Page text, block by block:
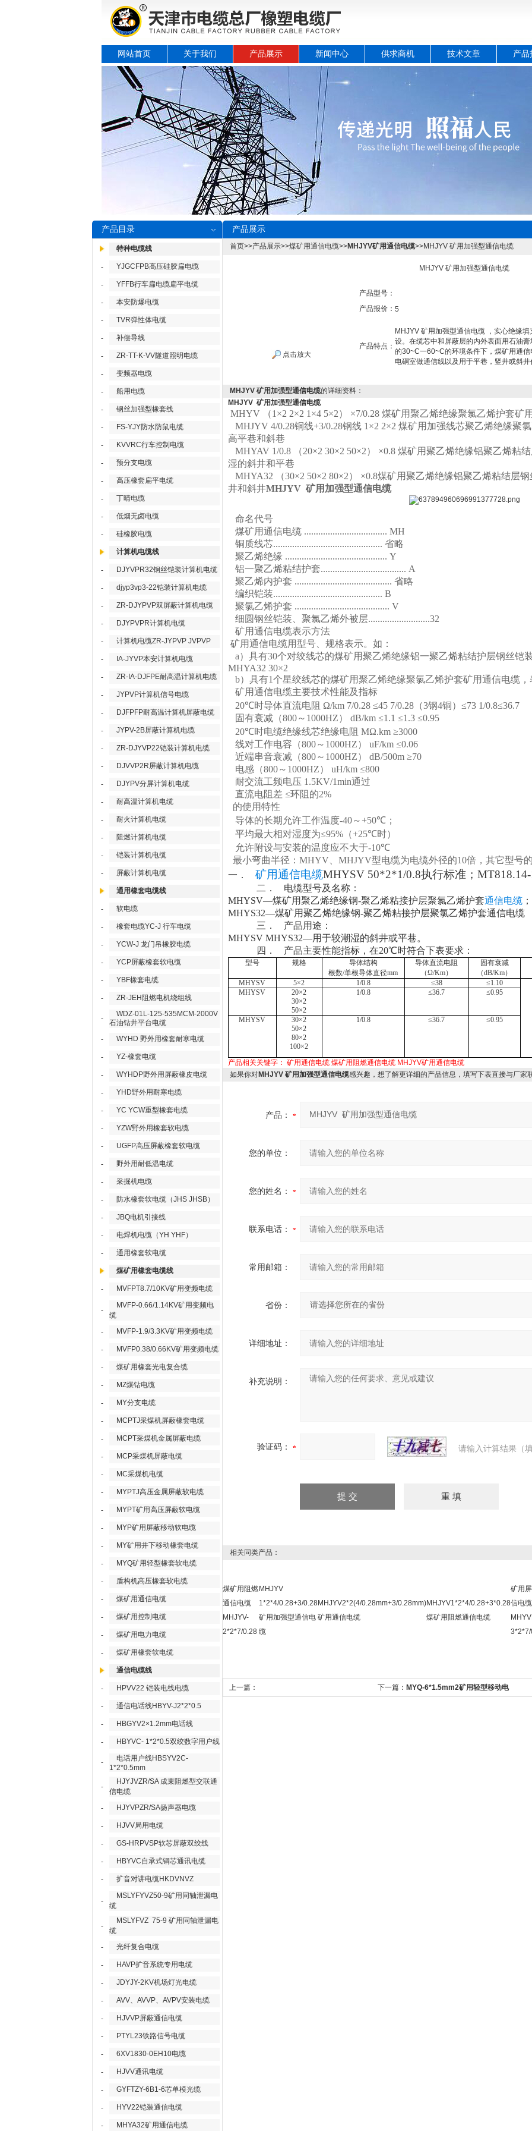
网站首页 关于我们 产品展示 新闻中心 供求商机 技术文章 产品
产品目录
特种电缆线
- YJGCFPB高压硅胶扁电缆
- YFFB行车扁电缆扁平电缆
- 本安防爆电缆
- TVR弹性体电缆
- 补偿导线
- ZR-TT-K-VV隧道照明电缆
- 变频器电缆
- 船用电缆
- 钢丝加强型橡套线
- FS-YJY防水防鼠电缆
- KVVRC行车控制电缆
- 预分支电缆
- 高压橡套扁平电缆
- 丁晴电缆
- 低烟无卤电缆
- 硅橡胶电缆
计算机电缆线
- DJYVPR32钢丝铠装计算机电缆
- djyp3vp3-22铠装计算机电缆
- ZR-DJYPVP双屏蔽计算机电缆
- DJYPVPR计算机电缆
- 计算机电缆ZR-JYPVP JVPVP
- IA-JYVP本安计算机电缆
- ZR-IA-DJFPE耐高温计算机电缆
- JYPVP计算机信号电缆
- DJFPFP耐高温计算机屏蔽电缆
- JYPV-2B屏蔽计算机电缆
- ZR-DJYVP22铠装计算机电缆
- DJVVP2R屏蔽计算机电缆
- DJYPV分屏计算机电缆
- 耐高温计算机电缆
- 耐火计算机电缆
- 阻燃计算机电缆
- 铠装计算机电缆
- 屏蔽计算机电缆
通用橡套电缆线
- 软电缆
- 橡套电缆YC-J 行车电缆
- YCW-J 龙门吊橡胶电缆
- YCP屏蔽橡套软电缆
- YBF橡套电缆
- ZR-JEH阻燃电机绕组线
-
WDZ-01L-125-535MCM-2000V
石油钻井平台电缆
-
WYHD 野外用橡套耐寒电缆
- YZ-橡套电缆
- WYHDP野外用屏蔽橡皮电缆
- YHD野外用耐寒电缆
- YC YCW重型橡套电缆
- YZW野外用橡套软电缆
- UGFP高压屏蔽橡套软电缆
- 野外用耐低温电缆
- 采掘机电缆
- 防水橡套软电缆（JHS JHSB）
- JBQ电机引接线
- 电焊机电缆（YH YHF）
- 通用橡套软电缆
煤矿用橡套电缆线
- MVFPT8.7/10KV矿用变频电缆
-
MVFP-0.66/1.14KV矿用变频电
缆
-
MVFP-1.9/3.3KV矿用变频电缆
- MVFP0.38/0.66KV矿用变频电缆
- 煤矿用橡套光电复合缆
- MZ煤钻电缆
- MY分支电缆
- MCPTJ采煤机屏蔽橡套电缆
- MCPT采煤机金属屏蔽电缆
- MCP采煤机屏蔽电缆
- MC采煤机电缆
- MYPTJ高压金属屏蔽软电缆
- MYPT矿用高压屏蔽软电缆
- MYP矿用屏蔽移动软电缆
- MY矿用井下移动橡套电缆
- MYQ矿用轻型橡套软电缆
- 盾构机高压橡套软电缆
- 煤矿用通信电缆
- 煤矿用控制电缆
- 煤矿用电力电缆
- 煤矿用橡套软电缆
通信电缆线
- HPVV22 铠装电线电缆
- 通信电话线HBYV-J2*2*0.5
- HBGYV2×1.2mm电话线
- HBYVC- 1*2*0.5双绞数字用户线
-
电话用户线HBSYV2C-
1*2*0.5mm
-
HJYJVZR/SA 成束阻燃型交联通
信电缆
-
HJYVPZR/SA扬声器电缆
- HJVV局用电缆
- GS-HRPVSP软芯屏蔽双绞线
- HBYVC自承式铜芯通讯电缆
- 扩音对讲电缆HKDVNVZ
-
MSLYFYVZ50-9矿用同轴泄漏电
缆
-
MSLYFVZ 75-9 矿用同轴泄漏电
缆
-
光纤复合电缆
- HAVP扩音系统专用电缆
- JDYJY-2KV机场灯光电缆
- AVV、AVVP、AVPV安装电缆
- HJVVP屏蔽通信电缆
- PTYL23铁路信号电缆
- 6XV1830-0EH10电缆
- HJVV通讯电缆
- GYFTZY-6B1-6芯单模光缆
- HYV22铠装通信电缆
- MHYA32矿用通信电缆
产品展示
首页>>产品展示>>煤矿用通信电缆>>MHJYV矿用通信电缆>>MHJYV 矿用加强型通信电缆
MHJYV 矿用加强型通信电缆
点击放大
产品型号：
产品报价： 5
产品特点：
MHJYV 矿用加强型通信电缆 ，实心绝缘
设。在缆芯中和屏蔽层的内外表面用石油
的30~C一60~C的环境条件下，煤矿用通
电硐室做通信线以及用于平巷，竖井或斜
MHJYV 矿用加强型通信电缆的详细资料：
MHJYV 矿用加强型通信电缆
MHYV （1×2 2×2 1×4 5×2） ×7/0.28 煤矿用聚乙烯绝缘聚氯乙烯护套矿
MHJYV 4/0.28铜线+3/0.28钢线1×2 2×2 煤矿用加强线芯聚乙烯绝缘聚
高平巷和斜巷
MHYAV 1/0.8
（20×2 30×2 50×2） ×0.8 煤矿用聚乙烯绝缘铝聚乙烯粘
湿的斜井和平巷
MHYA32
（30×2 50×2 80×2） ×0.8煤矿用聚乙烯绝缘铝聚乙烯粘结层
井和斜井MHJYV 矿用加强型通信电缆
命名代号
煤矿用通信电缆................................... MH
铜质线芯.............................................. 省略
聚乙烯绝缘........................................... Y
铝一聚乙烯粘结护套.................................... A
聚乙烯内护套 ......................................... 省略
编织铠装.............................................. B
聚氯乙烯护套 ........................................ V
细圆钢丝铠装、聚氯乙烯外被层..........................32
矿用通信电缆表示方法
矿用通信电缆用型号、规格表示。如：
a）具有30个对绞线芯的煤矿用聚乙烯绝缘铝一聚乙烯粘结护层钢丝铠
MHYA32 30×2
b）具有1个星绞线芯的煤矿用聚乙烯绝缘聚氯乙烯护套矿用通信电缆，
矿用通信电缆主要技术性能及指标
20℃时导体直流电阻 Ω/km 7/0.28 ≤45 7/0.28（3钢4铜） ≤73 1/0.8≤36.7
固有衰减（800～ 1000HZ）
dB/km ≤1.1 ≤1.3 ≤0.95
20℃时电缆绝缘线芯绝缘电阻 MΩ.km ≥3000
线对工作电容（800～ 1000HZ）
uF/km ≤0.06
近端串音衰减（800～ 1000HZ）
dB/500m ≥70
电感（800～ 1000HZ）
uH/km ≤800
耐交流工频电压 1.5KV/1min通过
直流电阻差≤环阻的2%
的使用特性
导体的长期允许工作温度-40～+50℃；
平均最大相对湿度为≤95%（+25℃时）
允许附设与安装的温度应不大于-10℃
最小弯曲半径： MHYV、 MHJYV型电缆为电缆外径的10倍，其它型号
一．
矿用通信电缆MHYSV 50*2*1/0.8执行标准；MT818.14-
二．
电缆型号及名称：
MHYSV—煤矿用聚乙烯绝缘钢-聚乙烯粘接护层聚氯乙烯护套通信电缆；
MHYS32—煤矿用聚乙烯绝缘钢-聚乙烯粘接护层聚氯乙烯护套通信电缆
三．
产品用途：
MHYSV MHYS32—用于较潮湿的斜井或平巷。
四．
产品主要性能指标，在20℃时符合下表要求：
型号 规格
导体结构
根数/单根导体直径mm
导体直流电阻
（Ω/Km）
固有衰减
（dB/Km）
MHYSV
5×2 1/0.8 ≤38
≤1.10
MHYSV
20×2
30×2
50×2
1/0.8 ≤36.7 ≤0.95
MHYSV
30×2
50×2
80×2
100×2
1/0.8 ≤36.7 ≤0.95
产品相关关键字： 矿用通信电缆 煤矿用阻燃通信电缆 MHJYV矿用通信电缆
如果你对MHJYV 矿用加强型通信电缆感兴趣，想了解更详细的产品信息，填写下表直接与厂家
产品：
您的单位：
您的姓名：
联系电话：
常用邮箱：
省份：
详细地址：
补充说明：
验证码： 请输入计算结果（
相关同类产品：
煤矿用阻燃
通信电缆
MHJYV-
2*2*7/0.28
MHJYV
1*2*4/0.28+3/0.28
矿用加强型通信电
缆
MHJYV2*2(4/0.28mm+3/0.28mm)
矿用通信电缆
MHJYV1*2*4/0.28+3*0.28
煤矿用阻燃通信电缆
矿用
信电缆
上一篇： 下一篇： MYQ-6*1.5mm2矿用轻型移动电